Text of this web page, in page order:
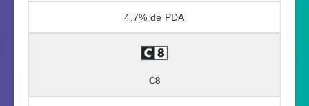
4.7%
C8